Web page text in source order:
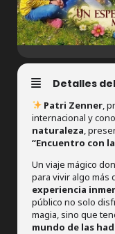
Detalles
Patri Zenner,
internacional y
naturaleza,
“Encuentro con
Un viaje mágico
para vivir algo más
experiencia
público no solo
magia, sino que
mundo de las